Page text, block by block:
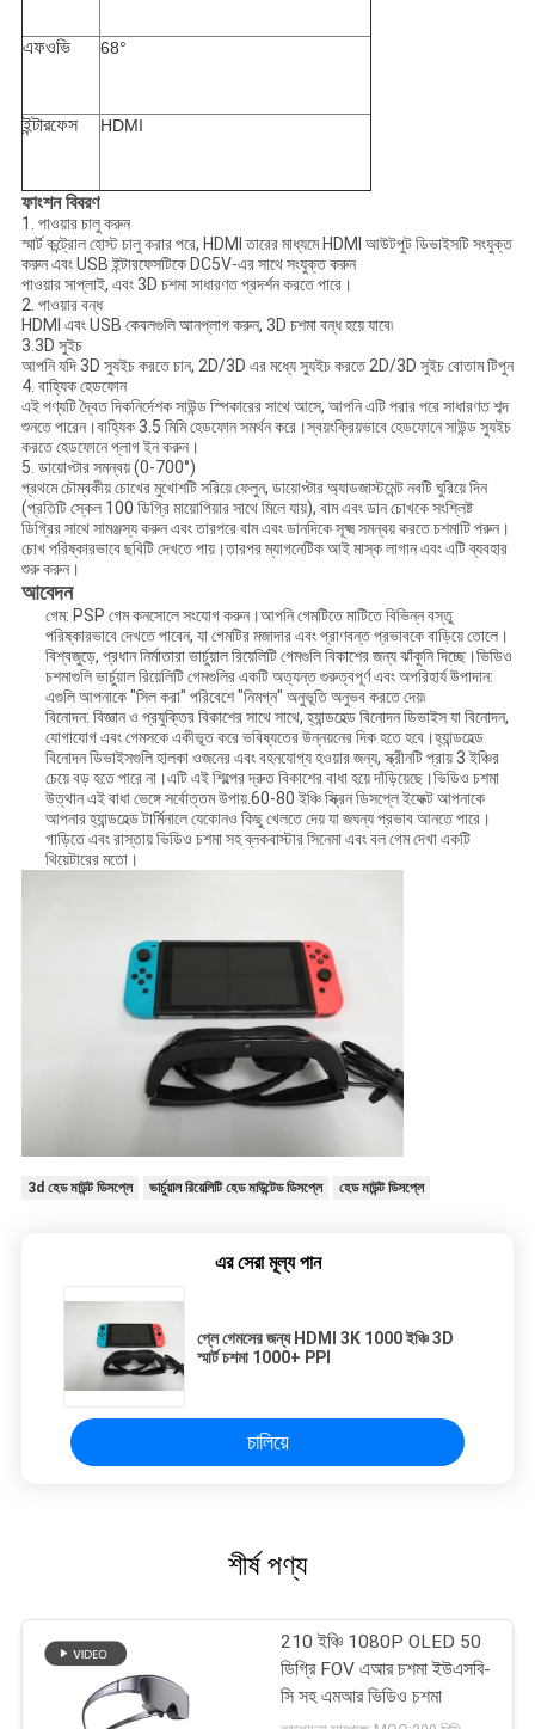
এফওভি 68°
ইন্টারফেস HDMI
ফাংশন বিবরণ
1. পাওয়ার চালু করুন
স্মার্ট কন্ট্রোল হোস্ট চালু করার পরে, HDMI তারের মাধ্যমে HDMI আউটপুট ডিভাইসটি সংযুক্ত
করুন এবং USB ইন্টারফেসটিকে DC5V-এর সাথে সংযুক্ত করুন
পাওয়ার সাপ্লাই, এবং 3D চশমা সাধারণত প্রদর্শন করতে পারে।
2. পাওয়ার বন্ধ
HDMI এবং USB কেবলগুলি আনপ্লাগ করুন, 3D চশমা বন্ধ হয়ে যাবে৷
3.3D সুইচ
আপনি যদি 3D স্যুইচ করতে চান, 2D/3D এর মধ্যে স্যুইচ করতে 2D/3D সুইচ বোতাম টিপুন
4. বাহ্যিক হেডফোন
এই পণ্যটি দ্বৈত দিকনির্দেশক সাউন্ড স্পিকারের সাথে আসে, আপনি এটি পরার পরে সাধারণত শব্দ
শুনতে পারেন।বাহ্যিক 3.5 মিমি হেডফোন সমর্থন করে।স্বয়ংক্রিয়ভাবে হেডফোনে সাউন্ড স্যুইচ
করতে হেডফোনে প্লাগ ইন করুন।
5. ডায়োপ্টার সমন্বয় (0-700°)
প্রথমে চৌম্বকীয় চোখের মুখোশটি সরিয়ে ফেলুন, ডায়োপ্টার অ্যাডজাস্টমেন্ট নবটি ঘুরিয়ে দিন
(প্রতিটি স্কেল 100 ডিগ্রি মায়োপিয়ার সাথে মিলে যায়), বাম এবং ডান চোখকে সংশ্লিষ্ট
ডিগ্রির সাথে সামঞ্জস্য করুন এবং তারপরে বাম এবং ডানদিকে সূক্ষ্ম সমন্বয় করতে চশমাটি পরুন।
চোখ পরিষ্কারভাবে ছবিটি দেখতে পায়।তারপর ম্যাগনেটিক আই মাস্ক লাগান এবং এটি ব্যবহার
শুরু করুন।
আবেদন
গেম: PSP গেম কনসোলে সংযোগ করুন।আপনি গেমটিতে মাটিতে বিভিন্ন বস্তু
পরিষ্কারভাবে দেখতে পাবেন, যা গেমটির মজাদার এবং প্রাণবন্ত প্রভাবকে বাড়িয়ে তোলে।
বিশ্বজুড়ে, প্রধান নির্মাতারা ভার্চুয়াল রিয়েলিটি গেমগুলি বিকাশের জন্য ঝাঁকুনি দিচ্ছে।ভিডিও
চশমাগুলি ভার্চুয়াল রিয়েলিটি গেমগুলির একটি অত্যন্ত গুরুত্বপূর্ণ এবং অপরিহার্য উপাদান:
এগুলি আপনাকে "সিল করা" পরিবেশে "নিমগ্ন" অনুভূতি অনুভব করতে দেয়৷
বিনোদন: বিজ্ঞান ও প্রযুক্তির বিকাশের সাথে সাথে, হ্যান্ডহেল্ড বিনোদন ডিভাইস যা বিনোদন,
যোগাযোগ এবং গেমসকে একীভূত করে ভবিষ্যতের উন্নয়নের দিক হতে হবে।হ্যান্ডহেল্ড
বিনোদন ডিভাইসগুলি হালকা ওজনের এবং বহনযোগ্য হওয়ার জন্য, স্ক্রীনটি প্রায় 3 ইঞ্চির
চেয়ে বড় হতে পারে না।এটি এই শিল্পের দ্রুত বিকাশের বাধা হয়ে দাঁড়িয়েছে।ভিডিও চশমা
উত্থান এই বাধা ভেঙ্গে সর্বোত্তম উপায়.60-80 ইঞ্চি স্ক্রিন ডিসপ্লে ইফেক্ট আপনাকে
আপনার হ্যান্ডহেল্ড টার্মিনালে যেকোনও কিছু খেলতে দেয় যা জঘন্য প্রভাব আনতে পারে।
গাড়িতে এবং রাস্তায় ভিডিও চশমা সহ ব্লকবাস্টার সিনেমা এবং বল গেম দেখা একটি
থিয়েটারের মতো।
3d হেড মাউন্ট ডিসপ্লে ভার্চুয়াল রিয়েলিটি হেড মাউন্টেড ডিসপ্লে হেড মাউন্ট ডিসপ্লে
এর সেরা মূল্য পান
প্লে গেমসের জন্য HDMI 3K 1000 ইঞ্চি 3D
স্মার্ট চশমা 1000+ PPI
চালিয়ে
শীর্ষ পণ্য
210 ইঞ্চি 1080P OLED 50
ডিগ্রি FOV এআর চশমা ইউএসবি-
সি সহ এমআর ভিডিও চশমা